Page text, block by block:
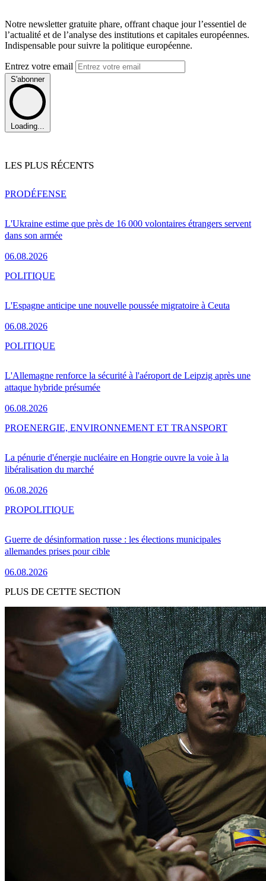
Notre newsletter gratuite phare, offrant chaque jour l’essentiel de
l’actualité et de l’analyse des institutions et capitales européennes.
Indispensable pour suivre la politique européenne.
Entrez votre email
S'abonner
Loading...
LES PLUS RÉCENTS
L'Ukraine estime que près de 16 000 volontaires étrangers servent
dans son armée
06.08.2026
PRODÉFENSE
L'Espagne anticipe une nouvelle poussée migratoire à Ceuta
06.08.2026
POLITIQUE
L'Allemagne renforce la sécurité à l'aéroport de Leipzig après une
attaque hybride présumée
06.08.2026
POLITIQUE
La pénurie d'énergie nucléaire en Hongrie ouvre la voie à la
libéralisation du marché
06.08.2026
PROENERGIE, ENVIRONNEMENT ET TRANSPORT
Guerre de désinformation russe : les élections municipales
allemandes prises pour cible
06.08.2026
PROPOLITIQUE
PLUS DE CETTE SECTION